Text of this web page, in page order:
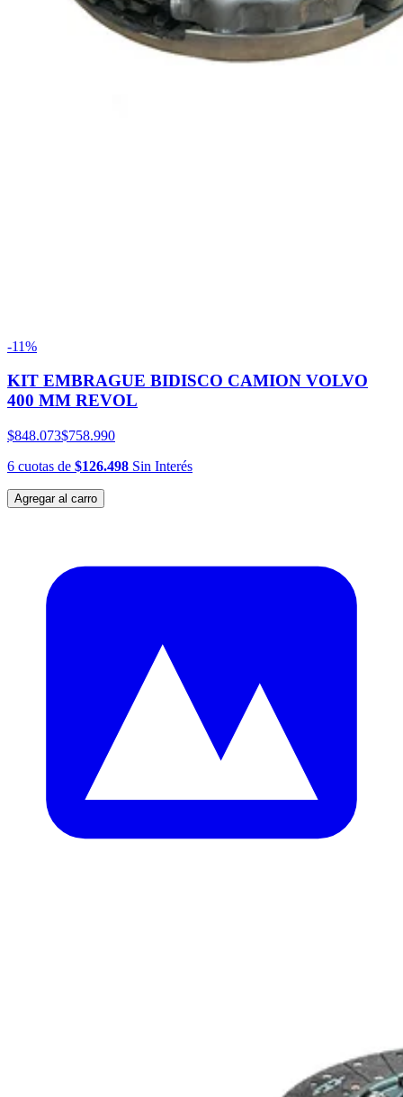
-11%
KIT EMBRAGUE BIDISCO CAMION VOLVO
400 MM REVOL
$848.073$758.990
6 cuotas de $126.498 Sin Interés
Agregar al carro